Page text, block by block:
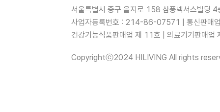
서울특별시 중구 을지로 158 삼풍넥서스빌딩
사업자등록번호 : 214-86-07571 | 통신판매
건강기능식품판매업 제 11호 | 의료기기판매
Copyrightⓒ2024 HILIVING All rights